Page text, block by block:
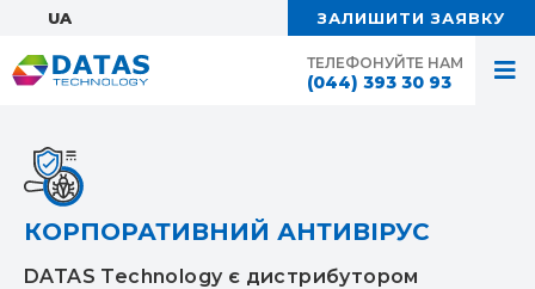
ТЕЛЕФОНУЙТЕ НАМ
(044) 393 30 93
UA: ЗАЛИШИТИ ЗАЯВКУ
КОРПОРАТИВНИЙ АНТИВІРУС
DATAS Technology є дистрибутором